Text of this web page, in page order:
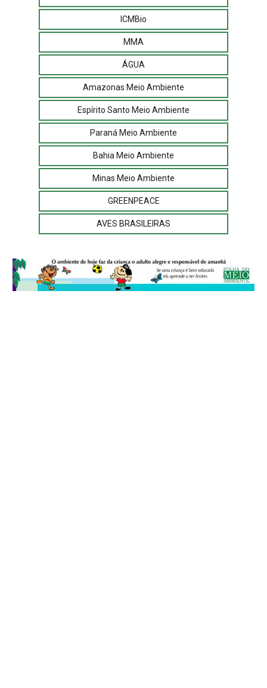
ICMBio
MMA
ÁGUA
Amazonas Meio Ambiente
Espírito Santo Meio Ambiente
Paraná Meio Ambiente
Bahia Meio Ambiente
Minas Meio Ambiente
GREENPEACE
AVES BRASILEIRAS